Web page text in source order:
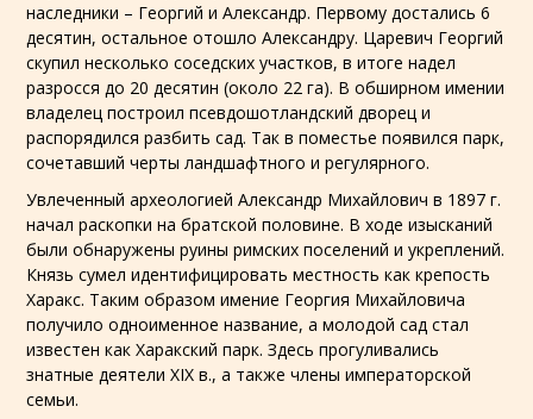
наследники – Георгий и Александр. Первому достались 6
десятин, остальное отошло Александру. Царевич Георгий
скупил несколько соседских участков, в итоге надел
разросся до 20 десятин (около 22 га). В обширном имении
владелец построил псевдошотландский дворец и
распорядился разбить сад. Так в поместье появился парк,
сочетавший черты ландшафтного и регулярного.
Увлеченный археологией Александр Михайлович в 1897 г.
начал раскопки на братской половине. В ходе изысканий
были обнаружены руины римских поселений и укреплений.
Князь сумел идентифицировать местность как крепость
Харакс. Таким образом имение Георгия Михайловича
получило одноименное название, а молодой сад стал
известен как Харакский парк. Здесь прогуливались
знатные деятели XIX в., а также члены императорской
семьи.